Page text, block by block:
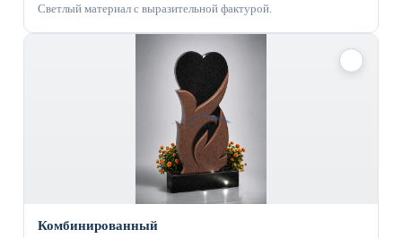
Светлый материал с выразительной фактурой.
Комбинированный